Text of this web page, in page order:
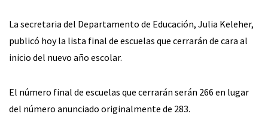
La secretaria del Departamento de Educación, Julia Keleher,
publicó hoy la lista final de escuelas que cerrarán de cara al
inicio del nuevo año escolar.
El número final de escuelas que cerrarán serán 266 en lugar
del número anunciado originalmente de 283.